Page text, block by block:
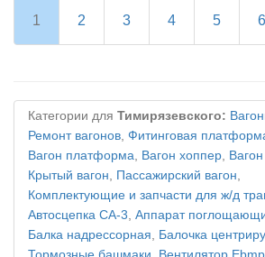
1 2 3 4 5 6
Категории для Тимирязевского:
Ремонт вагонов, Фитинговая
Вагон платформа, Вагон хоппер,
Крытый вагон, Пассажирский вагон,
Комплектующие и запчасти для ж/д
Автосцепка СА-3, Аппарат
Балка надрессорная, Балочка